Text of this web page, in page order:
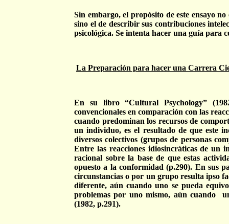
Sin embargo, el propósito de este ensayo
sino el de describir sus contribuciones
psicológica. Se intenta hacer una guía para
La Preparación para hacer una Carrera
En su libro “Cultural Psychology”
convencionales en comparación con las
cuando predominan los recursos de
un individuo, es el resultado de que este
diversos colectivos (grupos de personas
Entre las reacciones idiosincráticas de un
racional sobre la base de que estas
opuesto a la conformidad (p.290). En sus
circunstancias o por un grupo resulta ipso
diferente, aún cuando uno se pueda
problemas por uno mismo, aún cuando
(1982, p.291).